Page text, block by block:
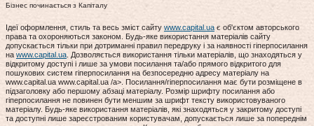
Бізнес починається з Капіталу
Ідеї оформлення, стиль та весь зміст сайту www.capital.ua є об'єктом авторського
права та охороняються законом. Будь-яке використання матеріалів сайту
допускається тільки при дотриманні правил передруку і за наявності гіперпосилання
на www.capital.ua . Дозволяється використання тільки матеріалів, що знаходяться у
відкритому доступі і лише за умови посилання та/або прямого відкритого для
пошукових систем гіперпосилання на безпосередню адресу матеріалу на
www.capital.ua www.capital.ua /a>. Посилання/гіперпосилання має бути розміщене в
підзаголовку або першому абзаці матеріалу. Розмір шрифту посилання або
гіперпосилання не повинен бути меншим за шрифт тексту використовуваного
матеріалу. Будь-яке використання матеріалів, які знаходяться у закритому доступі
та доступні лише зареєстрованим користувачам, допускається лише за попереднім